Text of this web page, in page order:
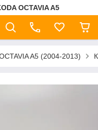
OCTAVIA A5
A5 (2004-2013)